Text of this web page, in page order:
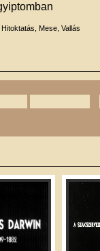
Hitoktatás, Mese, Vallás